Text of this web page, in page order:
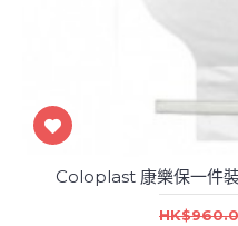
Coloplast 康樂保一件
HK$960.0